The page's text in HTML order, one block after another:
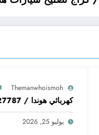
Themanwhoismoh
كهربائي هوندا / 99527787 / متخصص هوندا
يوليو 25, 2026